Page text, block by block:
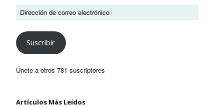
Suscribir
Únete a otros 781 suscriptores
Artículos Más Leídos